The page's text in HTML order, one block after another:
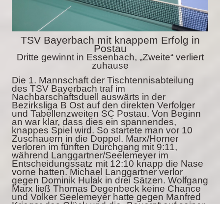
TSV Bayerbach mit knappem Erfolg in
Postau
Dritte gewinnt in Essenbach, „Zweite“ verliert
zuhause
Die 1. Mannschaft der Tischtennisabteilung
des TSV Bayerbach traf im
Nachbarschaftsduell auswärts in der
Bezirksliga B Ost auf den direkten Verfolger
und Tabellenzweiten SC Postau. Von Beginn
an war klar, dass dies ein spannendes,
knappes Spiel wird. So startete man vor 10
Zuschauern in die Doppel. Marx/Horner
verloren im fünften Durchgang mit 9:11,
während Langgartner/Seelemeyer im
Entscheidungssatz mit 12:10 knapp die Nase
vorne hatten. Michael Langgartner verlor
gegen Dominik Hulak in drei Sätzen. Wolfgang
Marx ließ Thomas Degenbeck keine Chance
und Volker Seelemeyer hatte gegen Manfred